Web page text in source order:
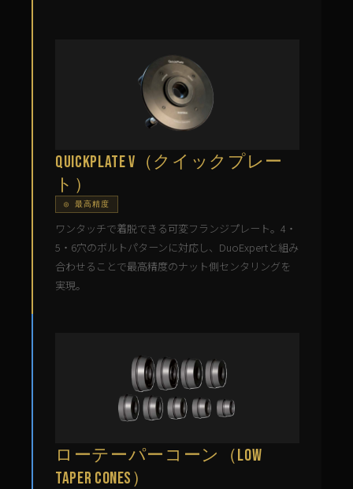
QuickPlate V（クイックプレー
ト）
◎ 最高精度
ワンタッチで着脱できる可変フランジプレート。4・
5・6穴のボルトパターンに対応し、DuoExpertと組み
合わせることで最高精度のナット側センタリングを
実現。
ローテーパーコーン（Low
Taper Cones）